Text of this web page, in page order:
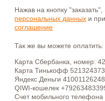
Нажав на кнопку
персональных данных и
соглашение
Так же вы можете оплатить:
Карта Сбербанка, номер:
Карта Тинькофф
Яндекс.Деньги
QIWI-кошелек
Счет мобильного